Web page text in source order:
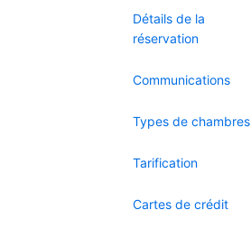
Détails de la
réservation
Communications
Types de chambres
Tarification
Cartes de crédit